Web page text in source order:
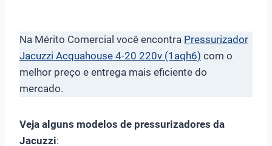
Na Mérito Comercial você encontra Pressurizador
Jacuzzi Acquahouse 4-20 220v (1aqh6) com o
melhor preço e entrega mais eficiente do
mercado.
Veja alguns modelos de pressurizadores da
Jacuzzi: